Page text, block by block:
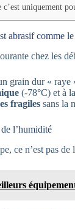
uniquement
abrasif comme le
chez les
grain dur «
(-78°C) et à la
fragiles sans la
l’humidité
ce n’est pas